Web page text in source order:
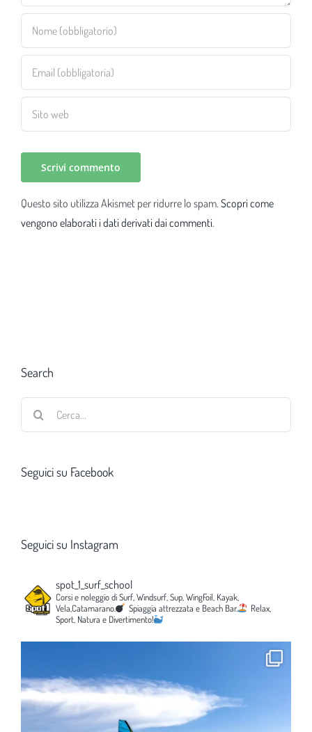
Questo sito utilizza Akismet per ridurre lo spam. Scopri come
vengono elaborati i dati derivati dai commenti.
Search
Seguici su Facebook
Seguici su Instagram
spot_1_surf_school
Corsi e noleggio di Surf, Windsurf, Sup, WingFoil, Kayak,
Vela,Catamarano.
Spiaggia attrezzata e Beach Bar.
Relax,
Sport, Natura e Divertimento!